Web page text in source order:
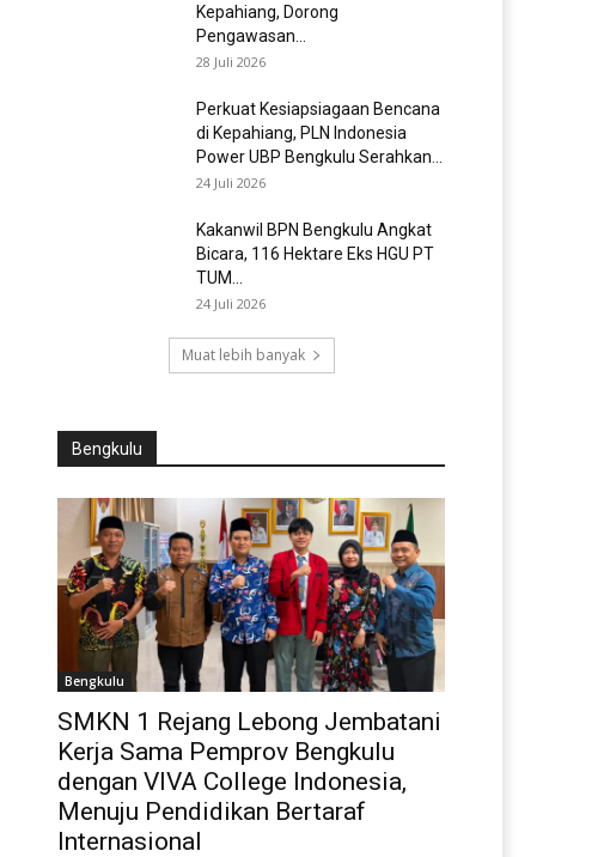
Kepahiang, Dorong
Pengawasan...
28 Juli 2026
Perkuat Kesiapsiagaan Bencana
di Kepahiang, PLN Indonesia
Power UBP Bengkulu Serahkan...
24 Juli 2026
Kakanwil BPN Bengkulu Angkat
Bicara, 116 Hektare Eks HGU PT
TUM...
24 Juli 2026
Muat lebih banyak
Bengkulu
Bengkulu
SMKN 1 Rejang Lebong Jembatani
Kerja Sama Pemprov Bengkulu
dengan VIVA College Indonesia,
Menuju Pendidikan Bertaraf
Internasional